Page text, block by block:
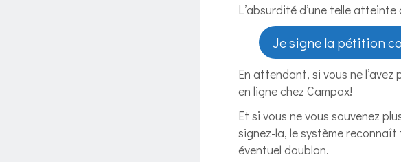
L’absurdité d’une telle
Je signe la pétition
En attendant, si vous ne
en ligne chez Campax!
Et si vous ne vous souvenez
signez-la, le système
éventuel doublon.